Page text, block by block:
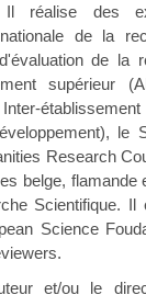
réalise des
nationale de la
d'évaluation de la
supérieur
le
Research
belge, flamande
Scientifique. Il
Science
et/ou le